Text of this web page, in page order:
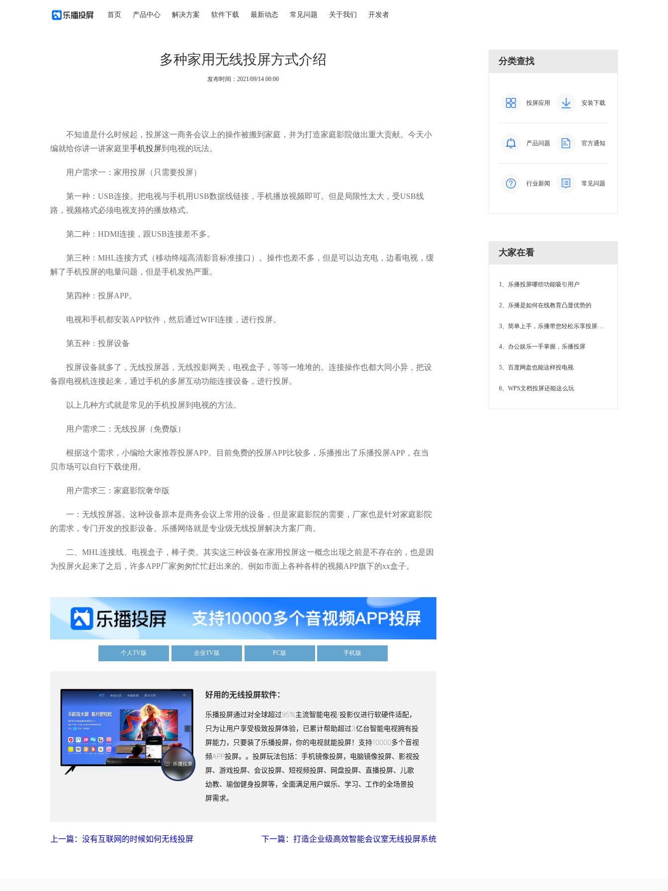
首页 产品中心 解决方案 软件下载 最新动态 常见问题 关于我们 开发者
多种家用无线投屏方式介绍
发布时间：2021/09/14 00:00
不知道是什么时候起，投屏这一商务会议上的操作被搬到家庭，并为打造家庭影院做出重大贡献。今天小
编就给你讲一讲家庭里手机投屏到电视的玩法。
用户需求一：家用投屏（只需要投屏）
第一种：USB连接。把电视与手机用USB数据线链接，手机播放视频即可。但是局限性太大，受USB线
路，视频格式必须电视支持的播放格式。
第二种：HDMI连接，跟USB连接差不多。
第三种：MHL连接方式（移动终端高清影音标准接口）。操作也差不多，但是可以边充电，边看电视，缓
解了手机投屏的电量问题，但是手机发热严重。
第四种：投屏APP。
电视和手机都安装APP软件，然后通过WIFI连接，进行投屏。
第五种：投屏设备
投屏设备就多了，无线投屏器，无线投影网关，电视盒子，等等一堆堆的。连接操作也都大同小异，把设
备跟电视机连接起来，通过手机的多屏互动功能连接设备，进行投屏。
以上几种方式就是常见的手机投屏到电视的方法。
用户需求二：无线投屏（免费版）
根据这个需求，小编给大家推荐投屏APP。目前免费的投屏APP比较多，乐播推出了乐播投屏APP，在当
贝市场可以自行下载使用。
用户需求三：家庭影院奢华版
一：无线投屏器。这种设备原本是商务会议上常用的设备，但是家庭影院的需要，厂家也是针对家庭影院
的需求，专门开发的投影设备。乐播网络就是专业级无线投屏解决方案厂商。
二、MHL连接线、电视盒子，棒子类。其实这三种设备在家用投屏这一概念出现之前是不存在的，也是因
为投屏火起来了之后，许多APP厂家匆匆忙忙赶出来的。例如市面上各种各样的视频APP旗下的xx盒子。
个人TV版 企业TV版 PC版 手机版
好用的无线投屏软件：
乐播投屏通过对全球超过95%主流智能电视/投影仪进行软硬件适配，
只为让用户享受极致投屏体验，已累计帮助超过3亿台智能电视拥有投
屏能力，只要装了乐播投屏，你的电视就能投屏！支持10000多个音视
频APP投屏。。投屏玩法包括：手机镜像投屏，电脑镜像投屏、影视投
屏、游戏投屏、会议投屏、短视频投屏、网盘投屏、直播投屏、儿歌
幼教、瑜伽健身投屏等，全面满足用户娱乐、学习、工作的全场景投
屏需求。
上一篇：没有互联网的时候如何无线投屏 下一篇：打造企业级高效智能会议室无线投屏系统
分类查找
投屏应用 安装下载
产品问题 官方通知
行业新闻 常见问题
大家在看
1、乐播投屏哪些功能吸引用户
2、乐播是如何在线教育凸显优势的
3、简单上手，乐播带您轻松乐享投屏体验
4、办公娱乐一手掌握，乐播投屏
5、百度网盘也能这样投电视
6、WPS文档投屏还能这么玩